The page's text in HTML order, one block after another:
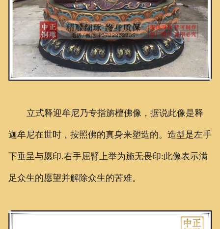
立式释迎牟尼乃专指旃檀佛像，据说此像是释
迦牟尼在世时，按照佛的真身来塑造的。造型是左手
下垂呈与愿印.右手屈臂上举为施无畏印:此像表示满
足众生的愿望并解除众生的苦难。